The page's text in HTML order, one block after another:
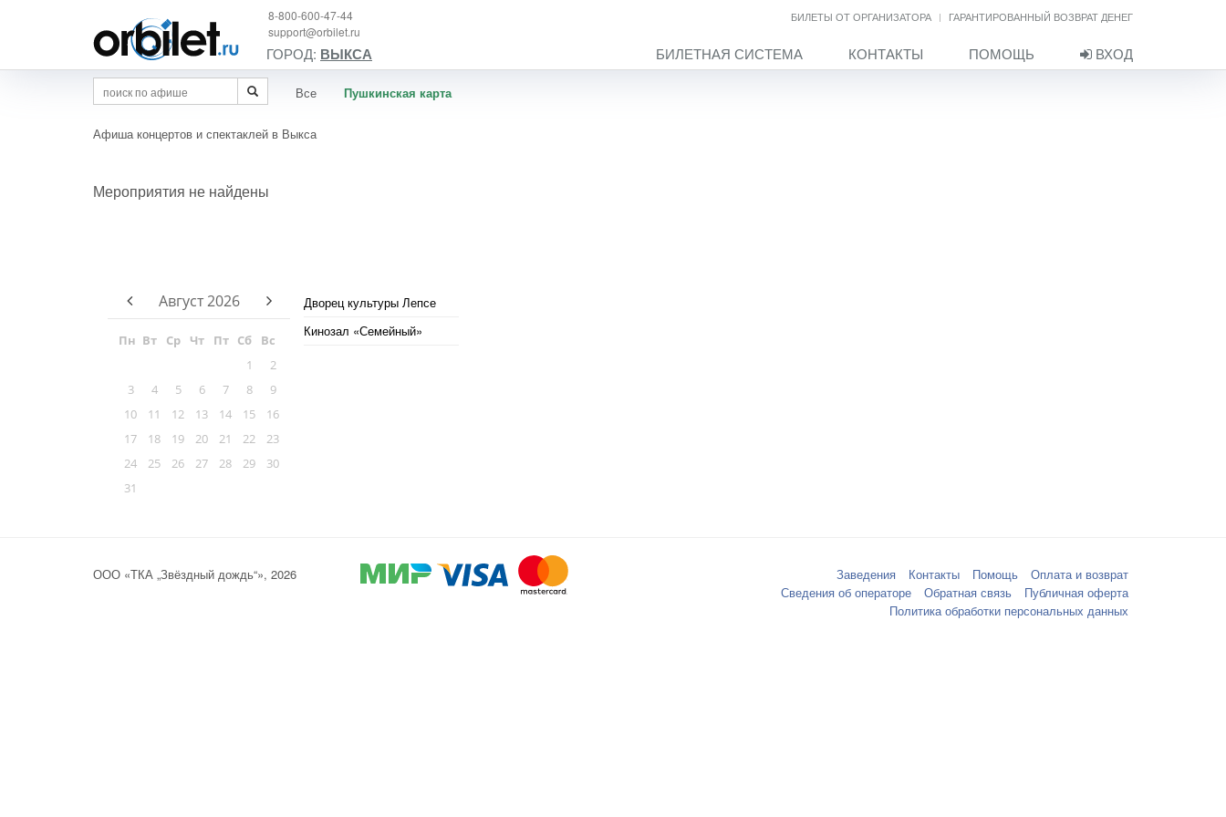
БИЛЕТЫ ОТ ОРГАНИЗАТОРА ГАРАНТИРОВАННЫЙ ВОЗВРАТ ДЕНЕГ
8-800-600-47-44
support@orbilet.ru
ГОРОД: ВЫКСА БИЛЕТНАЯ СИСТЕМА КОНТАКТЫ ПОМОЩЬ ВХОД
Все Пушкинская карта
Афиша концертов и спектаклей в Выкса
Мероприятия не найдены
Август 2026
Пн Вт Ср Чт Пт Сб
Вс
1
2
3
4 5 6 7 8
9
10
11 12 13 14 15
16
17
18 19 20 21 22
23
24
25 26 27 28 29
30
31
Дворец культуры Лепсе
Кинозал «Семейный»
ООО «ТКА „Звёздный дождь“», 2026 Заведения Контакты Помощь
Оплата и возврат
Сведения об операторе
Обратная связь
Публичная оферта
Политика обработки персональных данных